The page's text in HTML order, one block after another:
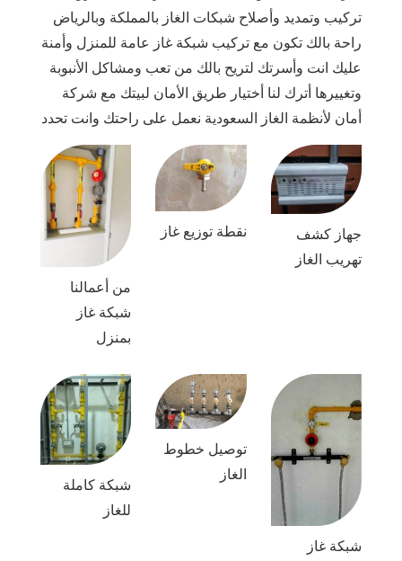
تركيب وتمديد وأصلاح شبكات الغاز بالمملكة وبالرياض
راحة بالك تكون مع تركيب شبكة غاز عامة للمنزل وأمنة
عليك انت وأسرتك لتريح بالك من تعب ومشاكل الأنبوبة
وتغييرها أترك لنا أختيار طريق الأمان لبيتك مع شركة
أمان لأنظمة الغاز السعودية نعمل على راحتك وانت تحدد
من أعمالنا
شبكة غاز
بمنزل
نقطة توزيع غاز
جهاز كشف
تهريب الغاز
شبكة كاملة
للغاز
توصيل خطوط
الغاز
شبكة غاز